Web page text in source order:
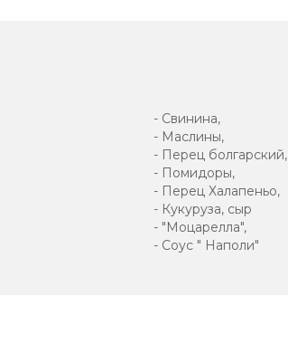
- Свинина,
- Маслины,
- Перец болгарский,
- Помидоры,
- Перец Халапеньо,
- Кукуруза, сыр
- "Моцарелла",
- Соус " Наполи"